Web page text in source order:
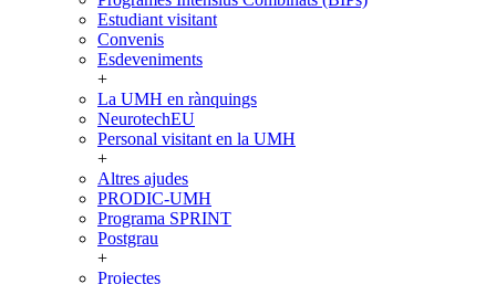
Estudiant visitant
Convenis
Esdeveniments
+
La UMH en rànquings
NeurotechEU
Personal visitant en la UMH
+
Altres ajudes
PRODIC-UMH
Programa SPRINT
Postgrau
+
Projectes